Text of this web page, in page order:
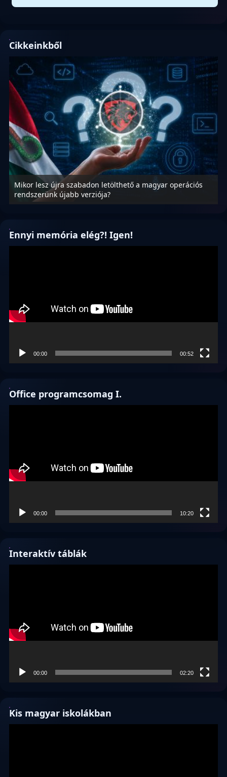
Cikkeinkből
Mikor lesz újra szabadon letölthető a magyar operációs
rendszerünk újabb verziója?
Ennyi memória elég?! Igen!
00:00 00:52
Office programcsomag I.
00:00 10:20
Interaktív táblák
00:00 02:20
Kis magyar iskolákban